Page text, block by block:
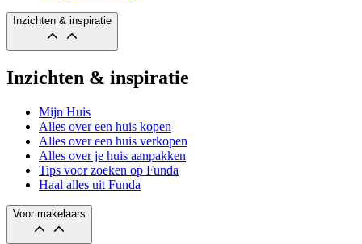
Inzichten & inspiratie
Inzichten & inspiratie
Mijn Huis
Alles over een huis kopen
Alles over een huis verkopen
Alles over je huis aanpakken
Tips voor zoeken op Funda
Haal alles uit Funda
Voor makelaars